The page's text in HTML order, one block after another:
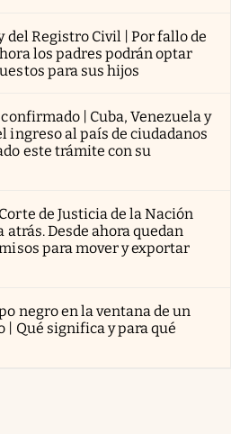
del Registro Civil | Por fallo de
los padres podrán optar
para sus hijos
| Cuba, Venezuela y
ingreso al país de ciudadanos
este trámite con su
de Justicia de la Nación
atrás. Desde ahora quedan
para mover y exportar
negro en la ventana de un
Qué significa y para qué